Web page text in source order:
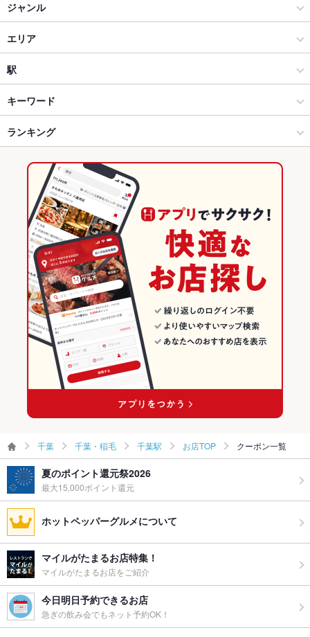
ジャンル
居酒屋
和風
創作
千葉・稲毛 × 居酒屋
千葉・稲毛 × 和風
千葉・稲毛 × 創作
栄町駅 × 居酒屋
栄町駅 × 和風
栄町駅 × 創作
エリア
千葉駅
千葉駅 × 居酒屋
千葉駅 × 和風
千葉駅 × 創作
千葉 × 居酒屋
千葉 × 和風
千葉 × 創作
駅
京成千葉駅
栄町駅
千葉駅
キーワード
エビ料理
白湯鍋
ランキング
千葉のグルメランキング
千葉の居酒屋ランキング
千葉・稲毛のグルメランキング
千葉・稲毛の居酒屋ランキング
千葉駅のグルメランキング
千葉駅の居酒屋ランキング
千葉 千葉・稲毛 千葉駅 お店TOP クーポン一覧
夏のポイント還元祭2026
最大15,000ポイント還元
ホットペッパーグルメについて
マイルがたまるお店特集！
マイルがたまるお店をご紹介
今日明日予約できるお店
急ぎの飲み会でもネット予約OK！